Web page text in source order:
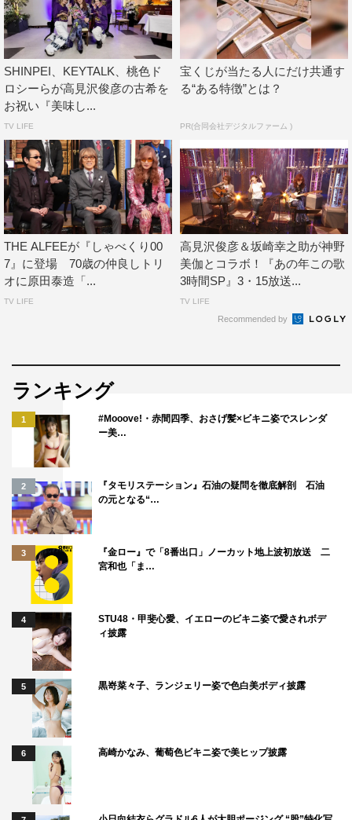
マイクで歌ってくれ」と。その曲（「夏しぐれ」）が松本
隆さんと筒美京平さんコンビの初期の曲だったんだけど。
坂崎：まだゴールデンコンビになる前のね。
高見沢：ゴールデンコンビが唯一ヒットしなかったのが、
僕らの曲（笑）。
坂崎：その後、太田裕美さんで大ヒットしたから（笑）。
高見沢：僕がハンドマイクで歌うっていうのが疑問だった
んですけど、さらに悲劇があって。それまでは桜井がボー
カルで、ギターを弾いたことがなかったのに「君はギター
を弾きなさい」と言われたこと。でも、弾けないから弾き
まねをするんだけど、それがすごくうまいの（笑）。
桜井：うーん、そうですか？
坂崎：そうですか？ じゃないよ（笑）。長嶋茂雄じゃな
いんだから（笑）。
桜井：でも、変な形でデビューしちゃったから、“これじ
ゃダメだ”って自分たちで気づいたんだよね。
高見沢：気づくまで1年ぐらいたっちゃったけどね。高
校、大学と一緒の仲間だったから続いたっていうのもあり
ますし。（VTRの）いろんな方の証言の中でも「売れる前
も売れた後も全然変わらなかった」って言う言葉があっ
て、そういう性格的なものもあるのかもしれないです
ね。“俺が俺が”っていう人がいないから。
坂崎：“俺が俺が”、ないない。
桜井：“どうぞどうぞ”。
高見沢：リードボーカル、みんな歌いたがらないです。
坂崎：あまりないでしょ、そういうの。実は（バンドに）
向いてないのかもしれない（笑）。
SHINPEI、KEYTALK、桃色ド
ロシーらが高見沢俊彦の古希を
お祝い『美味し...
TV LIFE
宝くじが当たる人にだけ共通す
る“ある特徴”とは？
PR(合同会社デジタルファーム )
THE ALFEEが『しゃべくり00
7』に登場 70歳の仲良しトリ
オに原田泰造「...
TV LIFE
高見沢俊彦＆坂崎幸之助が神野
美伽とコラボ！『あの年この歌
3時間SP』3・15放送...
TV LIFE
Recommended by
ランキング
1
#Mooove!・赤間四季、おさげ髪×ビキニ姿でスレンダ
ー美…
2
『タモリステーション』石油の疑問を徹底解剖 石油
の元となる“…
3
『金ロー』で「8番出口」ノーカット地上波初放送 二
宮和也「ま…
4
STU48・甲斐心愛、イエローのビキニ姿で愛されボデ
ィ披露
5 黒嵜菜々子、ランジェリー姿で色白美ボディ披露
6 高崎かなみ、葡萄色ビキニ姿で美ヒップ披露